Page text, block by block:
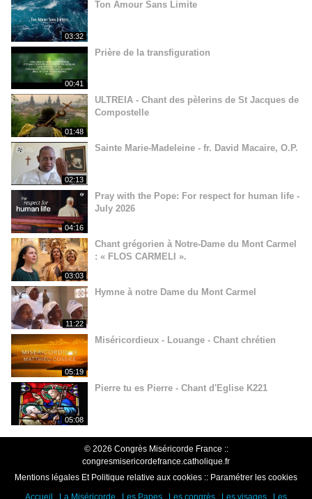
03:32
Ton Amour Sans Limite
00:41
Prière de la transfiguration
01:48
ULTREIA - Chant des pèlerins de St Jacques de
Compostelle
02:13
Sainte Marie-Madeleine - fr. David Macaire, O.P.
04:16
Pray with the Pope: For respect for human life -
July 2026
03:03
Chant grégorien à Notre-Dame du Mont Carmel
: « FLOS CARMELI ».
11:22
Hymne à notre Dame du Mont Carmel
05:19
Miséricordieux - Louange - Chant chrétien
05:08
Pierre tu es Pierre - Chant d'Eglise K221
© 2026 Congrès Miséricorde France ::
congresmisericordefrance.catholique.fr
Mentions légales Et Politique relative aux cookies :: Paramétrer les cookies
Accueil
La Miséricorde Les Papes Les congrès Les visages Les